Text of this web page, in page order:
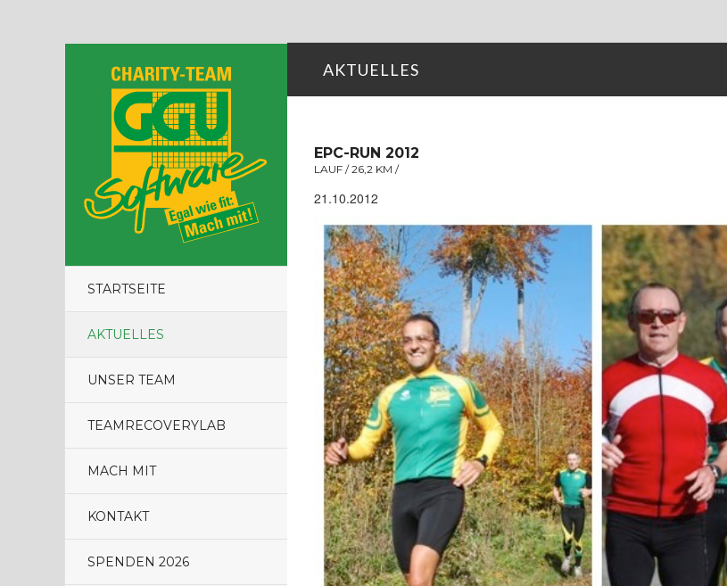
STARTSEITE
AKTUELLES
UNSER TEAM
TEAMRECOVERYLAB
MACH MIT
KONTAKT
SPENDEN 2026
AKTUELLES
EPC-RUN 2012
LAUF / 26,2 KM /
21.10.2012